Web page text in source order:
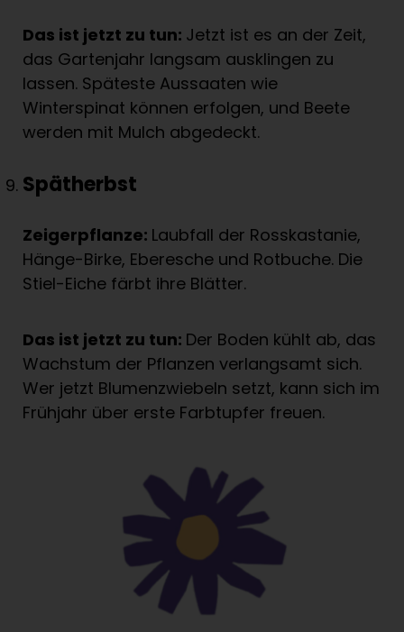
Das ist jetzt zu tun: Jetzt ist es an der Zeit,
das Gartenjahr langsam ausklingen zu
lassen. Späteste Aussaaten wie
Winterspinat können erfolgen, und Beete
werden mit Mulch abgedeckt.
Spätherbst
Zeigerpflanze: Laubfall der Rosskastanie,
Hänge-Birke, Eberesche und Rotbuche. Die
Stiel-Eiche färbt ihre Blätter.
Das ist jetzt zu tun: Der Boden kühlt ab, das
Wachstum der Pflanzen verlangsamt sich.
Wer jetzt Blumenzwiebeln setzt, kann sich im
Frühjahr über erste Farbtupfer freuen.